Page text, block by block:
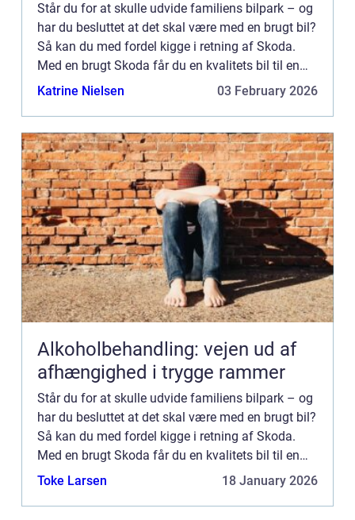
Står du for at skulle udvide familiens bilpark – og
har du besluttet at det skal være med en brugt bil?
Så kan du med fordel kigge i retning af Skoda.
Med en brugt Skoda får du en kvalitets bil til en
billig penge, som kan holde i årevis. Lad din lok...
Katrine Nielsen 03 February 2026
Alkoholbehandling: vejen ud af
afhængighed i trygge rammer
Står du for at skulle udvide familiens bilpark – og
har du besluttet at det skal være med en brugt bil?
Så kan du med fordel kigge i retning af Skoda.
Med en brugt Skoda får du en kvalitets bil til en
billig penge, som kan holde i årevis. Lad din lok...
Toke Larsen 18 January 2026